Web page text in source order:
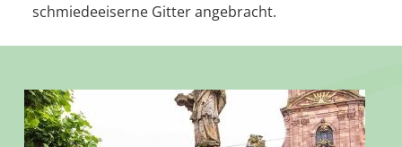
schmiedeeiserne Gitter angebracht.